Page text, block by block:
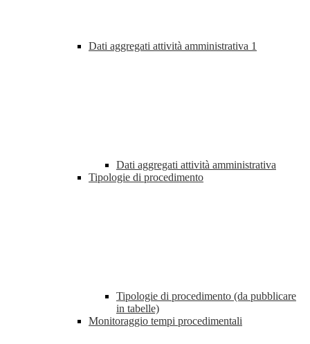
Dati aggregati attività amministrativa 1
Dati aggregati attività amministrativa
Tipologie di procedimento
Tipologie di procedimento (da pubblicare
in tabelle)
Monitoraggio tempi procedimentali